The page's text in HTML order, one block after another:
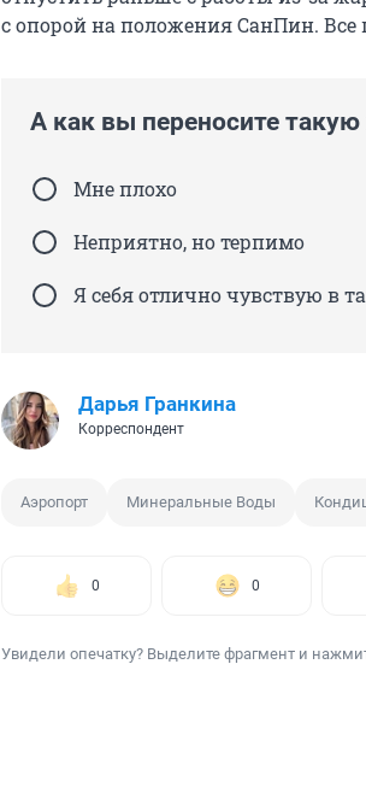
с опорой на положения СанПин. Все
А как вы переносите
Мне плохо
Неприятно, но терпимо
Я себя отлично чувствую в
Дарья Гранкина
Корреспондент
Аэропорт Минеральные Воды
0 0
Увидели опечатку? Выделите фрагмент и